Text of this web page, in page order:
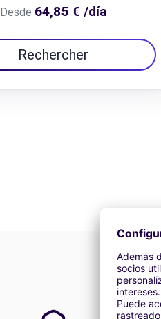
Desde 64,85 € /día
Rechercher